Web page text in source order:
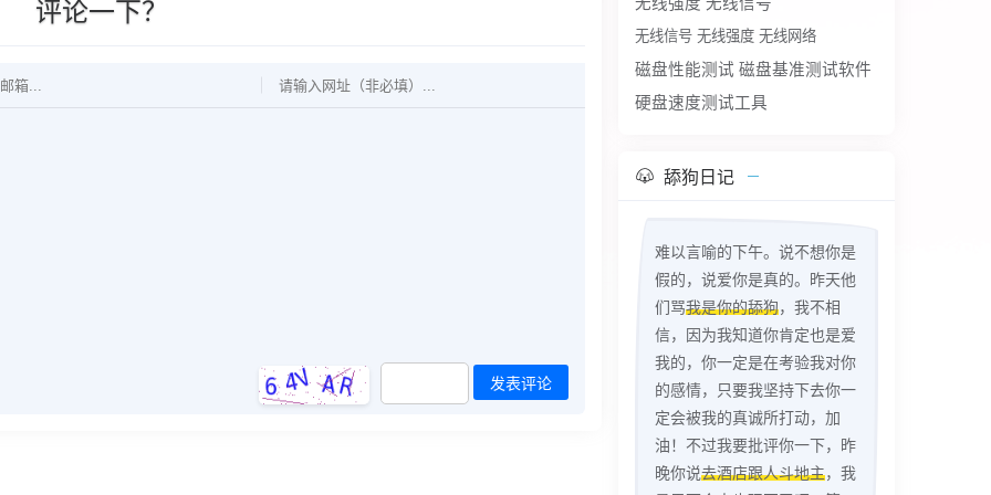
评论一下？
发表评论
无线信号 无线强度 无线网络
磁盘性能测试 磁盘基准测试软件
硬盘速度测试工具
舔狗日记
难以言喻的下午。说不想你是
假的，说爱你是真的。昨天他
们骂我是你的舔狗，我不相
信，因为我知道你肯定也是爱
我的，你一定是在考验我对你
的感情，只要我坚持下去你一
定会被我的真诚所打动，加
油！不过我要批评你一下，昨
晚你说去酒店跟人斗地主，我